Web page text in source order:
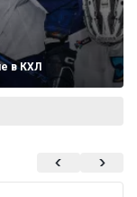
в КХЛ